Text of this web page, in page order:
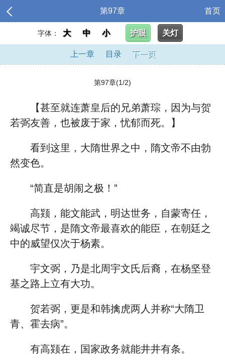
第97章 首页
字体： 大 中 小 护眼 关灯
上一章 目录 下一页
第97章(1/2)
【甚至就连萧皇后的兄弟萧琮，因为与贺
若弼友善，也被废于家，忧郁而死。】
看到这里，大隋世界之中，隋文帝不由勃
然变色。
“简直是胡闹之极！”
高颎，能文能武，明达世务，自蒙寄任，
竭诚尽节，是隋文帝最喜欢的能臣，在朝廷之
中的威望仅次于杨素。
宇文弼，乃是北周宇文氏后裔，在杨坚登
基之路上立有大功。
贺若弼，更是和韩擒虎两人并称“大隋卫
青、霍去病”。
有高颎在，国家政务就能井井有条。